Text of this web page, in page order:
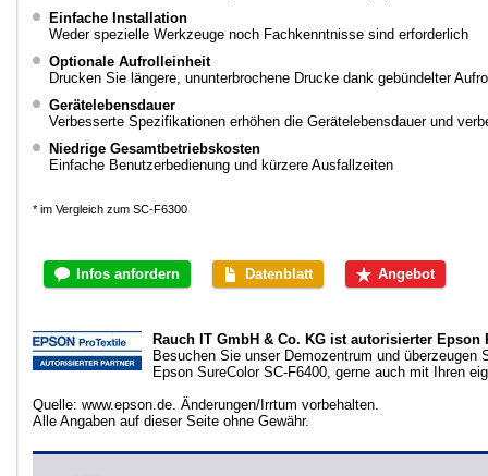
Einfache Installation
Weder spezielle Werkzeuge noch Fachkenntnisse sind erforderlich
Optionale Aufrolleinheit
Drucken Sie längere, ununterbrochene Drucke dank gebündelter
Gerätelebensdauer
Verbesserte Spezifikationen erhöhen die Gerätelebensdauer und
Niedrige Gesamtbetriebskosten
Einfache Benutzerbedienung und kürzere Ausfallzeiten
* im Vergleich zum SC-F6300
Infos anfordern Datenblatt Angebot
Rauch IT GmbH & Co. KG ist autorisierter Epson
Besuchen Sie unser Demozentrum und überzeugen
Epson SureColor SC-F6400, gerne auch mit Ihren
Quelle: www.epson.de. Änderungen/Irrtum vorbehalten.
Alle Angaben auf dieser Seite ohne Gewähr.